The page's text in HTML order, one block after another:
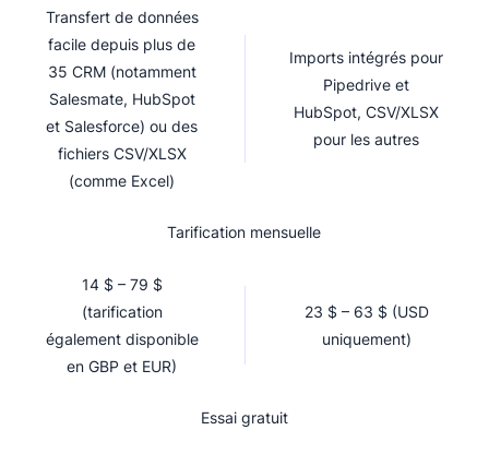
Transfert de données
facile depuis plus de
35 CRM (notamment
Salesmate, HubSpot
et Salesforce) ou des
fichiers CSV/XLSX
(comme Excel)
Imports intégrés pour
Pipedrive et
HubSpot, CSV/XLSX
pour les autres
Tarification mensuelle
14 $ – 79 $
(tarification
également disponible
en GBP et EUR)
23 $ – 63 $ (USD
uniquement)
Essai gratuit